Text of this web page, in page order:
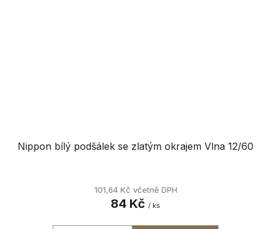
Nippon bílý podšálek se zlatým okrajem Vlna 12/60
101,64 Kč včetně DPH
84 Kč / ks